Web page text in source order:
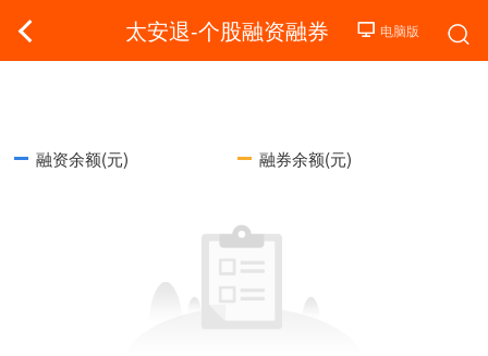
太安退-个股融资融券
融资余额(元) 融券余额(元)